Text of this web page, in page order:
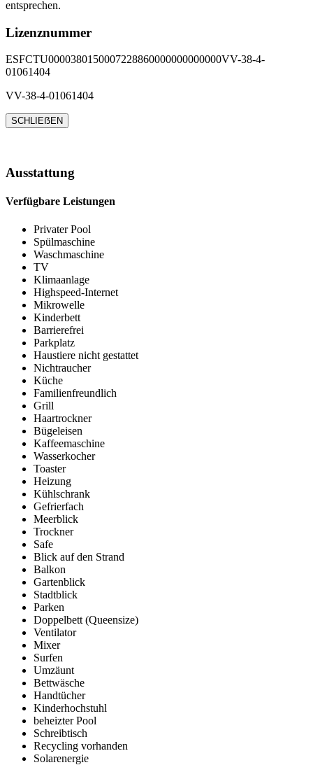
entsprechen.
Lizenznummer
ESFCTU0000380150007228860000000000000VV-38-4-
01061404
VV-38-4-01061404
SCHLIEẞEN
Ausstattung
Verfügbare Leistungen
Privater Pool
Spülmaschine
Waschmaschine
TV
Klimaanlage
Highspeed-Internet
Mikrowelle
Kinderbett
Barrierefrei
Parkplatz
Haustiere nicht gestattet
Nichtraucher
Küche
Familienfreundlich
Grill
Haartrockner
Bügeleisen
Kaffeemaschine
Wasserkocher
Toaster
Heizung
Kühlschrank
Gefrierfach
Meerblick
Trockner
Safe
Blick auf den Strand
Balkon
Gartenblick
Stadtblick
Parken
Doppelbett (Queensize)
Ventilator
Mixer
Surfen
Umzäunt
Bettwäsche
Handtücher
Kinderhochstuhl
beheizter Pool
Schreibtisch
Recycling vorhanden
Solarenergie